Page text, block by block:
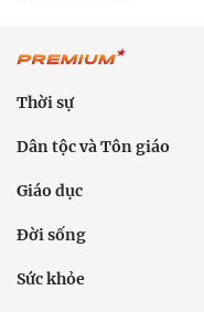
Thời sự
Dân tộc và Tôn giáo
Giáo dục
Đời sống
Sức khỏe